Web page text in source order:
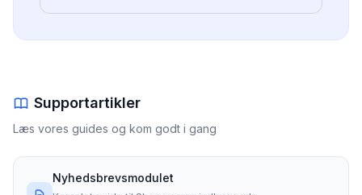
Supportartikler
Læs vores guides og kom godt i gang
Nyhedsbrevsmodulet